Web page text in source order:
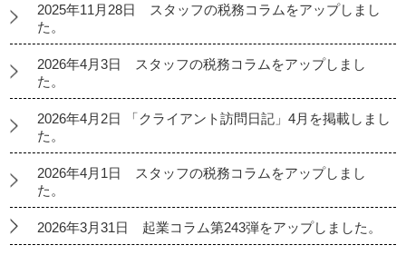
2025年11月28日 スタッフの税務コラムをアップしまし
た。
2026年4月3日 スタッフの税務コラムをアップしまし
た。
2026年4月2日 「クライアント訪問日記」4月を掲載しまし
た。
2026年4月1日 スタッフの税務コラムをアップしまし
た。
2026年3月31日 起業コラム第243弾をアップしました。